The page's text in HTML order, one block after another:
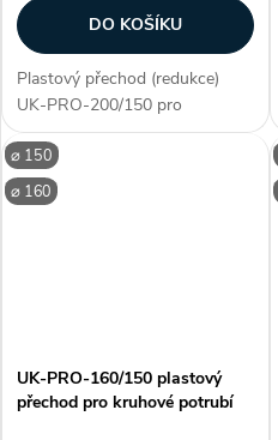
DO KOŠÍKU
Plastový přechod (redukce)
UK-PRO-200/150 pro
vzduchotechnické potrubí.
Slouží pro napojení potrubí o
průměru 200 mm s potrubím o
průměru 150 mm. Instalace je...
⌀ 150
⌀ 160
UK-PRO-160/150 plastový
přechod pro kruhové potrubí